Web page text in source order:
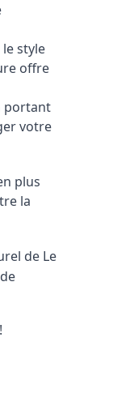
style
offre
portant
votre
plus
la
de Le